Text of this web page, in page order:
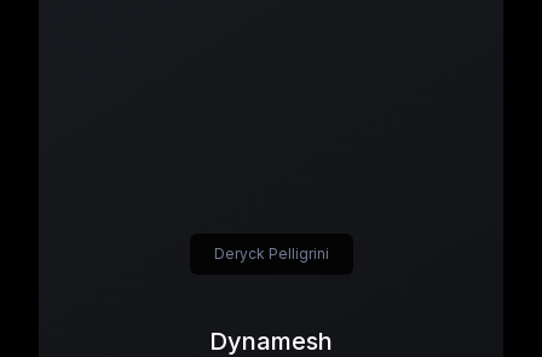
Dynamesh
Deryck Pelligrini